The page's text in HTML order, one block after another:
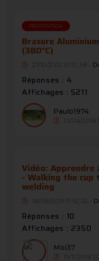
PROPOSITION
Brasure
(380°C)
27/10/2012 10:10:38 -
Réponses : 4
Affichages : 5211
Paulo1974
01/04/2018
Vidéo: Apprendre
- Walking the cup
welding
18/08/2015 17:52:32 -
Réponses : 10
Affichages : 2350
Moi37
19/11/2018